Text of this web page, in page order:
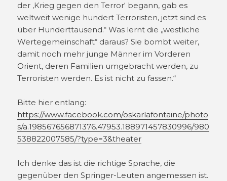
der ‚Krieg gegen den Terror‘ begann, gab es
weltweit wenige hundert Terroristen, jetzt sind es
über Hunderttausend.“ Was lernt die „westliche
Wertegemeinschaft“ daraus? Sie bombt weiter,
damit noch mehr junge Männer im Vorderen
Orient, deren Familien umgebracht werden, zu
Terroristen werden. Es ist nicht zu fassen.“
Bitte hier entlang:
https://www.facebook.com/oskarlafontaine/photo
s/a.198567656871376.47953.188971457830996/980
538822007585/?type=3&theater
Ich denke das ist die richtige Sprache, die
gegenüber den Springer-Leuten angemessen ist.